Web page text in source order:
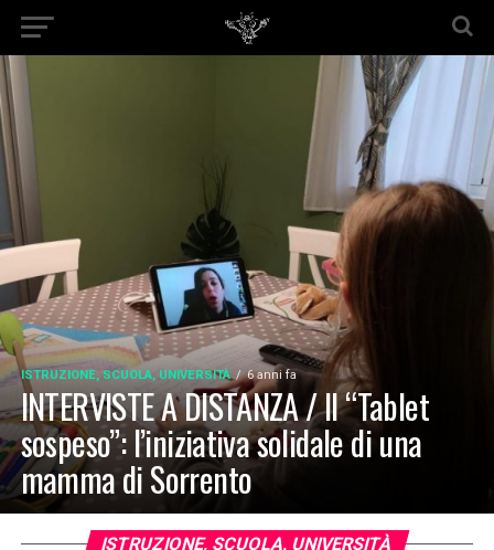
ISTRUZIONE, SCUOLA, UNIVERSITÀ 6 anni fa
INTERVISTE A DISTANZA / Il “Tablet
sospeso”: l’iniziativa solidale di una
mamma di Sorrento
ISTRUZIONE, SCUOLA, UNIVERSITÀ